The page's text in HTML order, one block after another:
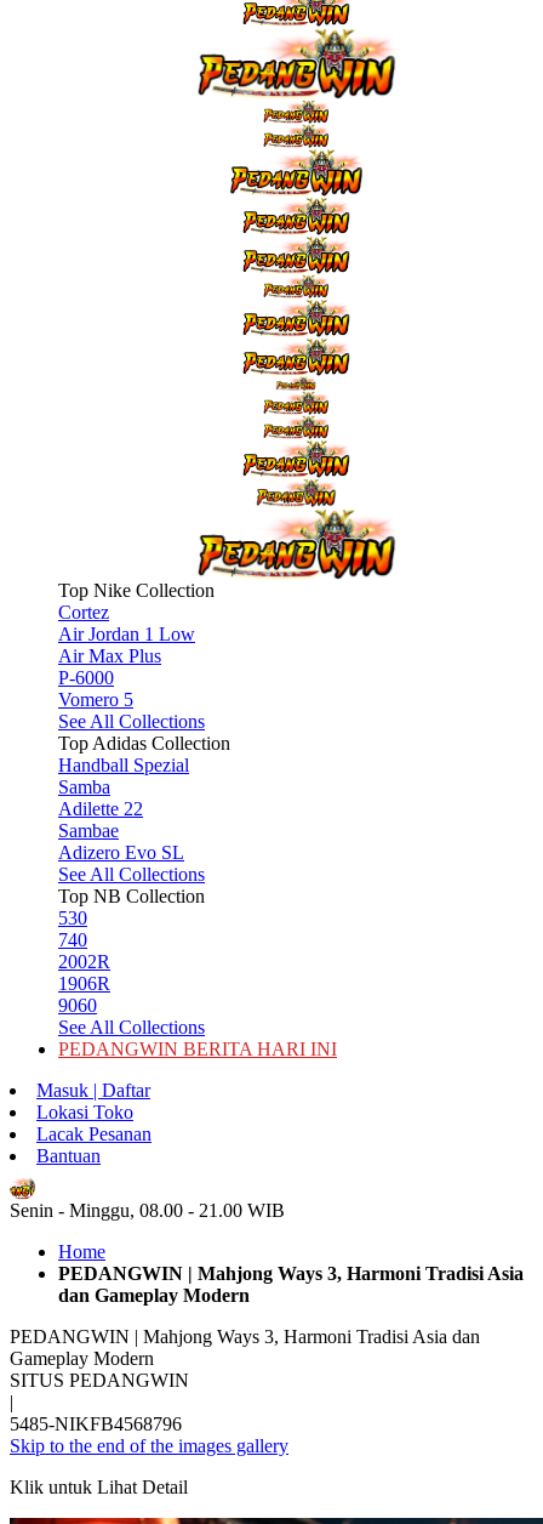
Top Nike Collection
Cortez
Air Jordan 1 Low
Air Max Plus
P-6000
Vomero 5
See All Collections
Top Adidas Collection
Handball Spezial
Samba
Adilette 22
Sambae
Adizero Evo SL
See All Collections
Top NB Collection
530
740
2002R
1906R
9060
See All Collections
PEDANGWIN BERITA HARI INI
Masuk | Daftar
Lokasi Toko
Lacak Pesanan
Bantuan
Senin - Minggu, 08.00 - 21.00 WIB
Home
PEDANGWIN | Mahjong Ways 3, Harmoni Tradisi Asia
dan Gameplay Modern
PEDANGWIN | Mahjong Ways 3, Harmoni Tradisi Asia dan
Gameplay Modern
SITUS PEDANGWIN
|
5485-NIKFB4568796
Skip to the end of the images gallery
Klik untuk Lihat Detail